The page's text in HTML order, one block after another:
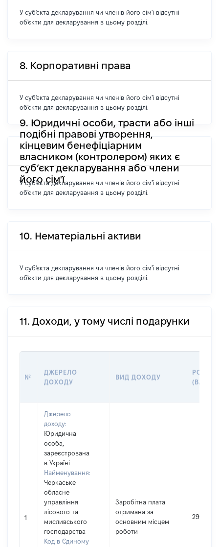
У суб'єкта декларування чи членів його сім'ї відсутні
об'єкти для декларування в цьому розділі.
8. Корпоративні права
У суб'єкта декларування чи членів його сім'ї відсутні
об'єкти для декларування в цьому розділі.
9. Юридичні особи, трасти або інші
подібні правові утворення,
кінцевим бенефіціарним
власником (контролером) яких є
суб’єкт декларування або члени
його сім'ї
У суб'єкта декларування чи членів його сім'ї відсутні
об'єкти для декларування в цьому розділі.
10. Нематеріальні активи
У суб'єкта декларування чи членів його сім'ї відсутні
об'єкти для декларування в цьому розділі.
11. Доходи, у тому числі подарунки
№
ДЖЕРЕЛО
ДОХОДУ
ВИД ДОХОДУ
РОЗМІР
1
Джерело
доходу:
Юридична
особа,
зареєстрована
в Україні
Найменування:
Черкаське
обласне
управління
лісового та
мисливського
господарства
Код в Єдиному
Заробітна плата
отримана за
основним місцем
роботи
291026